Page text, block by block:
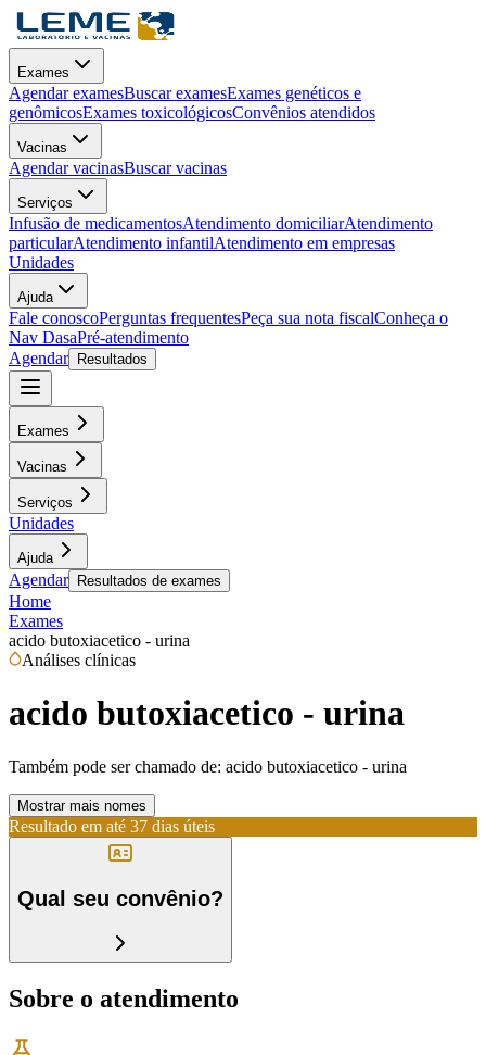
Exames
Agendar examesBuscar examesExames genéticos e
genômicosExames toxicológicosConvênios atendidos
Vacinas
Agendar vacinasBuscar vacinas
Serviços
Infusão de medicamentosAtendimento domiciliarAtendimento
particularAtendimento infantilAtendimento em empresas
Unidades
Ajuda
Fale conoscoPerguntas frequentesPeça sua nota fiscalConheça o
Nav DasaPré-atendimento
Agendar
Resultados
Exames
Vacinas
Serviços
Unidades
Ajuda
Agendar Resultados de exames
Home
Exames
acido butoxiacetico - urina
Análises clínicas
acido butoxiacetico - urina
Também pode ser chamado de: acido butoxiacetico - urina
Mostrar mais nomes
Resultado em até 37 dias úteis
Qual seu convênio?
Sobre o atendimento